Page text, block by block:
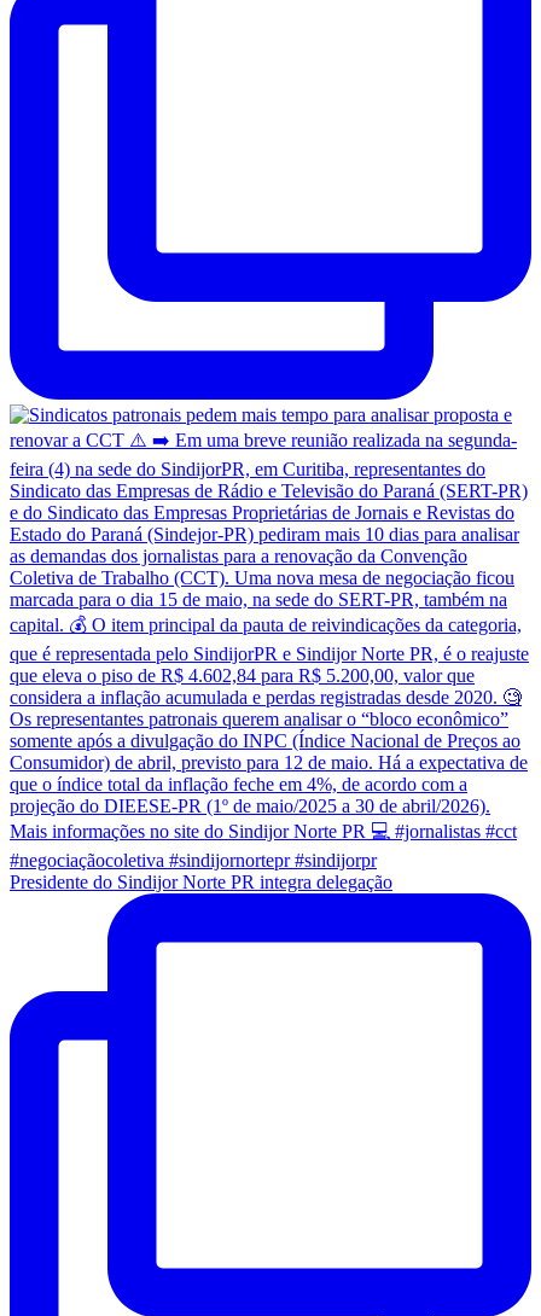
Presidente do Sindijor Norte PR integra delegação